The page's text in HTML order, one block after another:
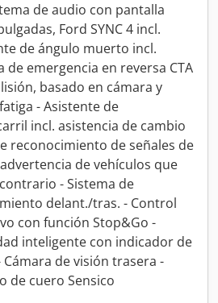
de audio con pantalla
Ford SYNC 4 incl.
de ángulo muerto incl.
emergencia en reversa CTA
basado en cámara y
- Asistente de
incl. asistencia de cambio
reconocimiento de señales de
de vehículos que
- Sistema de
delant./tras. - Control
con función Stop&Go -
inteligente con indicador de
de visión trasera -
de cuero Sensico